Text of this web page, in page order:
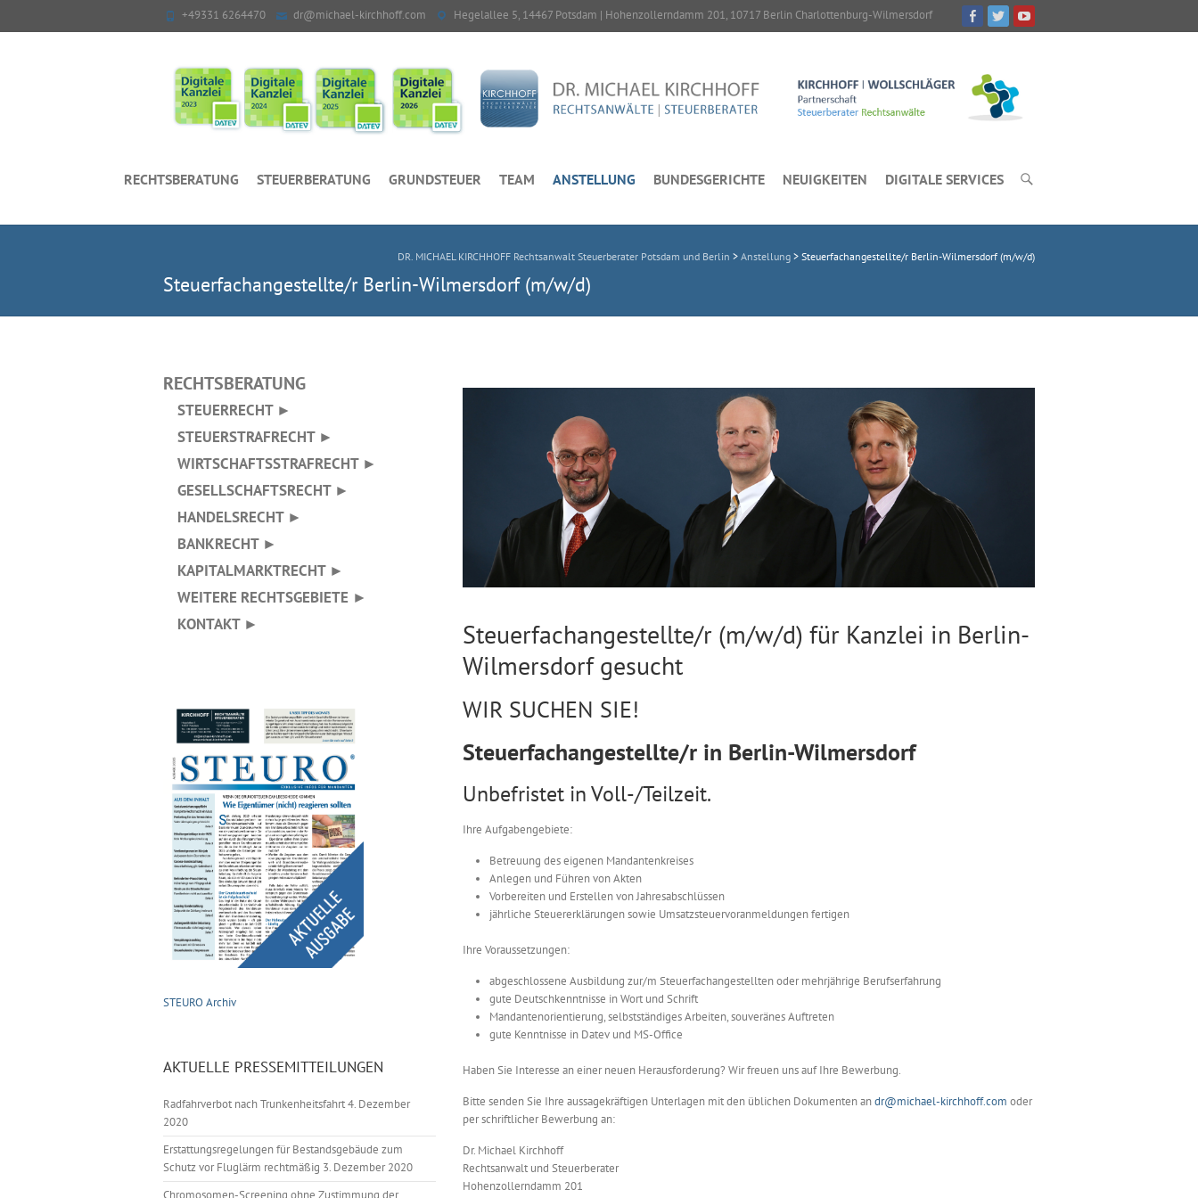
+49331 6264470 dr@michael-kirchhoff.com Hegelallee 5, 14467 Potsdam | Hohenzollerndamm 201, 10717 Berlin Charlottenburg-Wilmersdorf
RECHTSBERATUNG STEUERBERATUNG GRUNDSTEUER TEAM ANSTELLUNG BUNDESGERICHTE NEUIGKEITEN DIGITALE SERVICES
DR. MICHAEL KIRCHHOFF Rechtsanwalt Steuerberater Potsdam und Berlin > Anstellung > Steuerfachangestellte/r Berlin-Wilmersdorf (m/w/d)
Steuerfachangestellte/r Berlin-Wilmersdorf (m/w/d)
Steuerfachangestellte/r (m/w/d) für Kanzlei in Berlin-
Wilmersdorf gesucht
WIR SUCHEN SIE!
Steuerfachangestellte/r in Berlin-Wilmersdorf
Unbefristet in Voll-/Teilzeit.
Ihre Aufgabengebiete:
Betreuung des eigenen Mandantenkreises
Anlegen und Führen von Akten
Vorbereiten und Erstellen von Jahresabschlüssen
jährliche Steuererklärungen sowie Umsatzsteuervoranmeldungen fertigen
Ihre Voraussetzungen:
abgeschlossene Ausbildung zur/m Steuerfachangestellten oder mehrjährige Berufserfahrung
gute Deutschkenntnisse in Wort und Schrift
Mandantenorientierung, selbstständiges Arbeiten, souveränes Auftreten
gute Kenntnisse in Datev und MS-Office
Haben Sie Interesse an einer neuen Herausforderung? Wir freuen uns auf Ihre Bewerbung.
Bitte senden Sie Ihre aussagekräftigen Unterlagen mit den üblichen Dokumenten andr@michael-kirchhoff.com oder
per schriftlicher Bewerbung an:
Dr. Michael Kirchhoff
Rechtsanwalt und Steuerberater
Hohenzollerndamm 201
RECHTSBERATUNG
STEUERRECHT ►
STEUERSTRAFRECHT ►
WIRTSCHAFTSSTRAFRECHT ►
GESELLSCHAFTSRECHT ►
HANDELSRECHT ►
BANKRECHT ►
KAPITALMARKTRECHT ►
WEITERE RECHTSGEBIETE ►
KONTAKT ►
STEURO Archiv
AKTUELLE PRESSEMITTEILUNGEN
Radfahrverbot nach Trunkenheitsfahrt4. Dezember
2020
Erstattungsregelungen für Bestandsgebäude zum
Schutz vor Fluglärm rechtmäßig 3. Dezember 2020